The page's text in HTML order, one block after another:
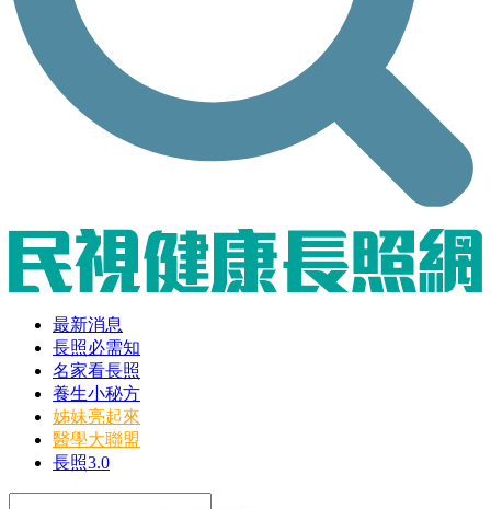
最新消息
長照必需知
名家看長照
養生小秘方
姊妹亮起來
醫學大聯盟
長照3.0